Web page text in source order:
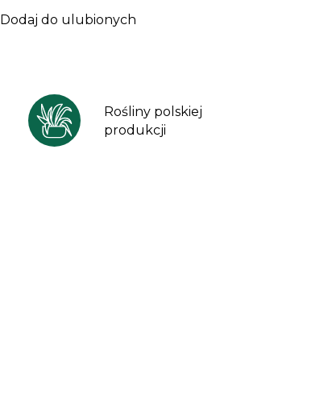
Dodaj do ulubionych
Rośliny polskiej
produkcji